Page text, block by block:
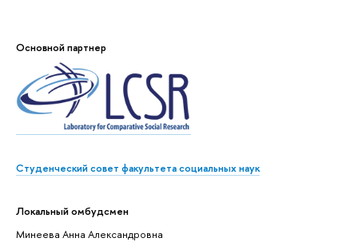
Основной партнер
Студенческий совет факультета социальных наук
Локальный омбудсмен
Минеева Анна Александровна